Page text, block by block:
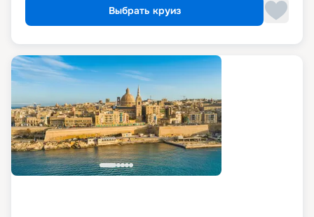
Выбрать круиз